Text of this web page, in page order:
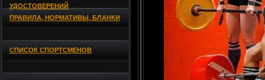
УДОСТОВЕРЕНИЙ
ПРАВИЛА, НОРМАТИВЫ, БЛАНКИ
СПИСОК СПОРТСМЕНОВ